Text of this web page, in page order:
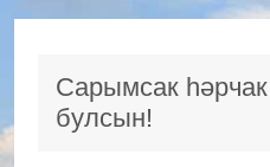
Сарымсак
булсын!